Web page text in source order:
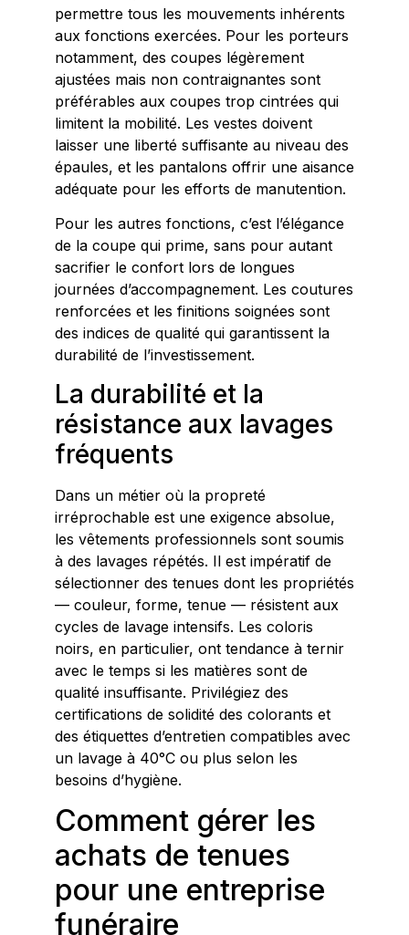
permettre tous les mouvements inhérents
aux fonctions exercées. Pour les porteurs
notamment, des coupes légèrement
ajustées mais non contraignantes sont
préférables aux coupes trop cintrées qui
limitent la mobilité. Les vestes doivent
laisser une liberté suffisante au niveau des
épaules, et les pantalons offrir une aisance
adéquate pour les efforts de manutention.
Pour les autres fonctions, c’est l’élégance
de la coupe qui prime, sans pour autant
sacrifier le confort lors de longues
journées d’accompagnement. Les coutures
renforcées et les finitions soignées sont
des indices de qualité qui garantissent la
durabilité de l’investissement.
La durabilité et la
résistance aux lavages
fréquents
Dans un métier où la propreté
irréprochable est une exigence absolue,
les vêtements professionnels sont soumis
à des lavages répétés. Il est impératif de
sélectionner des tenues dont les propriétés
— couleur, forme, tenue — résistent aux
cycles de lavage intensifs. Les coloris
noirs, en particulier, ont tendance à ternir
avec le temps si les matières sont de
qualité insuffisante. Privilégiez des
certifications de solidité des colorants et
des étiquettes d’entretien compatibles avec
un lavage à 40°C ou plus selon les
besoins d’hygiène.
Comment gérer les
achats de tenues
pour une entreprise
funéraire